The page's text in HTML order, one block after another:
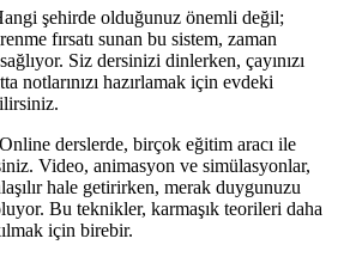
şehirde olduğunuz önemli değil;
fırsatı sunan bu sistem, zaman
Siz dersinizi dinlerken, çayınızı
notlarınızı hazırlamak için evdeki
Online derslerde, birçok eğitim aracı ile
Video, animasyon ve simülasyonlar,
hale getirirken, merak duygunuzu
Bu teknikler, karmaşık teorileri daha
için birebir.